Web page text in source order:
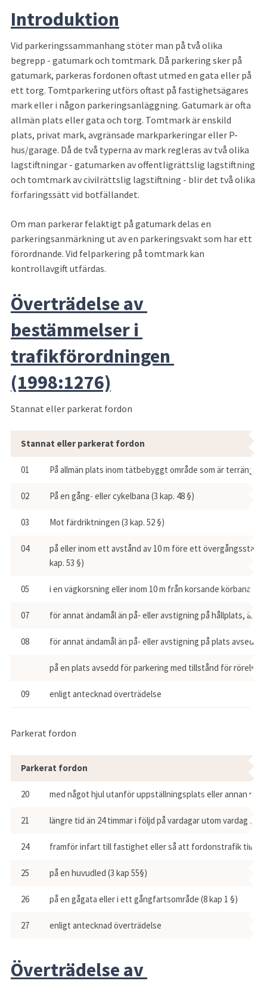
Introduktion
Vid parkeringssammanhang stöter man på två olika
begrepp - gatumark och tomtmark. Då parkering sker på
gatumark, parkeras fordonen oftast utmed en gata eller på
ett torg. Tomtparkering utförs oftast på fastighetsägares
mark eller i någon parkeringsanläggning. Gatumark är ofta
allmän plats eller gata och torg. Tomtmark är enskild
plats, privat mark, avgränsade markparkeringar eller P-
hus/garage. Då de två typerna av mark regleras av två olika
lagstiftningar - gatumarken av offentligrättslig lagstiftning
och tomtmark av civilrättslig lagstiftning - blir det två olika
förfaringssätt vid botfällandet.
Om man parkerar felaktigt på gatumark delas en
parkeringsanmärkning ut av en parkeringsvakt som har ett
förordnande. Vid felparkering på tomtmark kan
kontrollavgift utfärdas.
Överträdelse av
bestämmelser i
trafikförordningen
(1998:1276)
Stannat eller parkerat fordon
Stannat eller parkerat fordon
01 På allmän plats inom tätbebyggt område som är terräng (3
02 På en gång- eller cykelbana (3 kap. 48 §)
03 Mot färdriktningen (3 kap. 52 §)
04
på eller inom ett avstånd av 10 m före ett
kap. 53 §)
05 i en vägkorsning eller inom 10 m från korsande körbanas
07 för annat ändamål än på- eller avstigning på hållplats,
08 för annat ändamål än på- eller avstigning på plats
på en plats avsedd för parkering med tillstånd för
09 enligt antecknad överträdelse
Parkerat fordon
Parkerat fordon
20 med något hjul utanför uppställningsplats eller annan
21 längre tid än 24 timmar i följd på vardagar utom vardag
24 framför infart till fastighet eller så att fordonstrafik till
25 på en huvudled (3 kap 55§)
26 på en gågata eller i ett gångfartsområde (8 kap 1 §)
27 enligt antecknad överträdelse
Överträdelse av